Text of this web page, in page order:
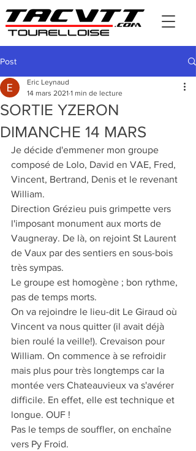
Post
SORTIE YZERON
DIMANCHE 14 MARS
Eric Leynaud
14 mars 2021 1 min de lecture
Je décide d'emmener mon groupe
composé de Lolo, David en VAE, Fred,
Vincent, Bertrand, Denis et le revenant
William.
Direction Grézieu puis grimpette vers
l'imposant monument aux morts de
Vaugneray. De là, on rejoint St Laurent
de Vaux par des sentiers en sous-bois
très sympas.
Le groupe est homogène ; bon rythme,
pas de temps morts.
On va rejoindre le lieu-dit Le Giraud où
Vincent va nous quitter (il avait déjà
bien roulé la veille!). Crevaison pour
William. On commence à se refroidir
mais plus pour très longtemps car la
montée vers Chateauvieux va s'avérer
difficile. En effet, elle est technique et
longue. OUF !
Pas le temps de souffler, on enchaîne
vers Py Froid.